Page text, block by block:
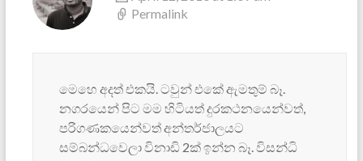
Permalink
මෙහෙ අදත් එකයි. ටවුන් එකේ ‍ඇමතුම් බෑ.
නග‍රයෙන් පිට මම හිටියත් දුරකථනයෙන්වත්,
පරිගණකයෙන්වත් අන්තර්ජාලයට
සම්බන්ධවෙලා විනාඩි 2ක් ඉන්න බෑ. විසන්ධි